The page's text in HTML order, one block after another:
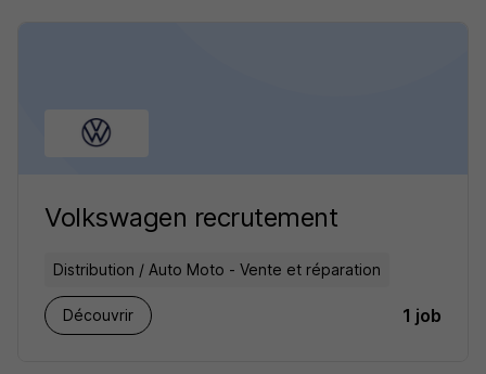
Volkswagen recrutement
Distribution / Auto Moto - Vente et réparation
Découvrir 1 job